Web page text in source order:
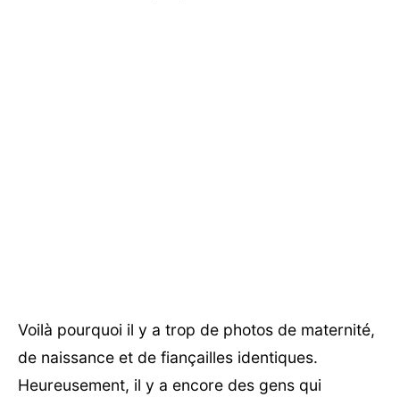
Voilà pourquoi il y a trop de photos de maternité,
de naissance et de fiançailles identiques.
Heureusement, il y a encore des gens qui